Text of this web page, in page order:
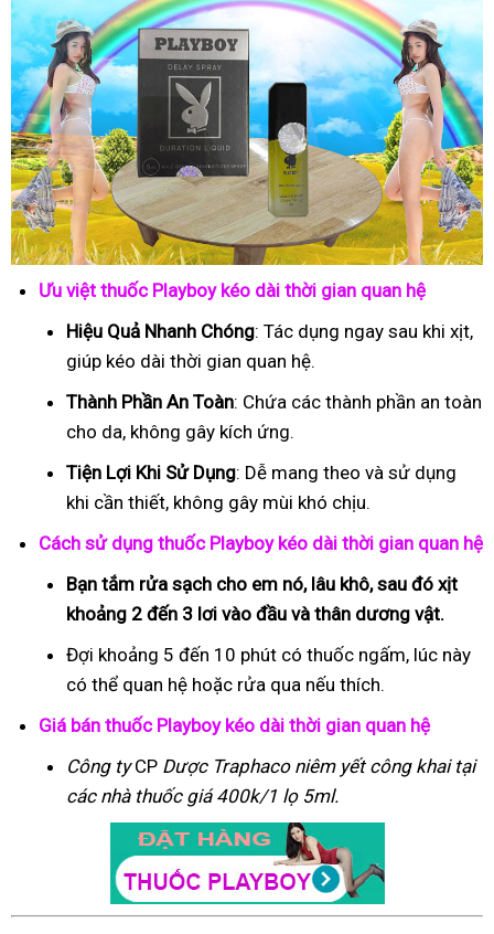
Ưu việt thuốc Playboy kéo dài thời gian quan hệ
Hiệu Quả Nhanh Chóng: Tác dụng ngay sau khi xịt,
giúp kéo dài thời gian quan hệ.
Thành Phần An Toàn: Chứa các thành phần an toàn
cho da, không gây kích ứng.
Tiện Lợi Khi Sử Dụng: Dễ mang theo và sử dụng
khi cần thiết, không gây mùi khó chịu.
Cách sử dụng thuốc Playboy kéo dài thời gian quan hệ
Bạn tắm rửa sạch cho em nó, lâu khô, sau đó xịt
khoảng 2 đến 3 lơi vào đầu và thân dương vật.
Đợi khoảng 5 đến 10 phút có thuốc ngấm, lúc này
có thể quan hệ hoặc rửa qua nếu thích.
Giá bán thuốc Playboy kéo dài thời gian quan hệ
Công tyCP Dược Traphaconiêm yết công khai tại
các nhà thuốc giá 400k/1 lọ 5ml.